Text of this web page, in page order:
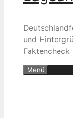
und
Faktencheck
Menü